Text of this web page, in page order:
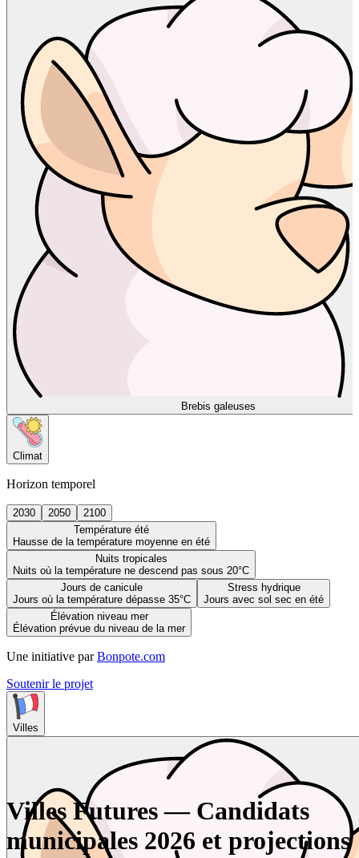
Brebis galeuses
Climat
Horizon temporel
2030 2050
2100
Température été
Hausse de la température moyenne en été
Nuits tropicales
Nuits où la température ne descend pas sous 20°C
Jours de canicule
Jours où la température dépasse 35°C
Stress hydrique
Jours avec sol sec en été
Élévation niveau mer
Élévation prévue du niveau de la mer
Une initiative par Bonpote.com
Soutenir le projet
Villes
Villes Futures — Candidats
municipales 2026 et projections